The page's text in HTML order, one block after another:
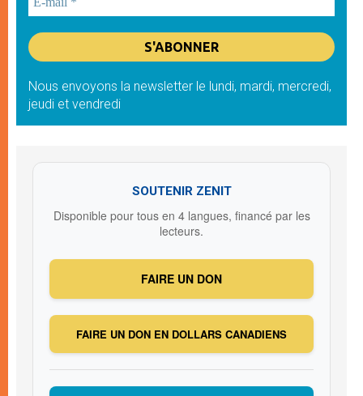
Nous envoyons la newsletter le lundi, mardi, mercredi,
jeudi et vendredi
SOUTENIR ZENIT
Disponible pour tous en 4 langues, financé par les
lecteurs.
FAIRE UN DON
FAIRE UN DON EN DOLLARS CANADIENS